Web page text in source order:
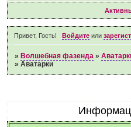
Привет, Гость! Войдитеили
» Волшебная фазенда »
»Аватарки